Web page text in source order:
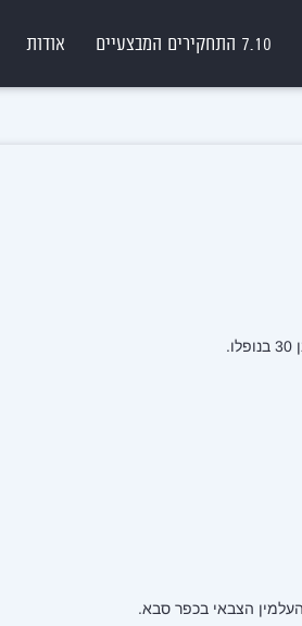
7.10 התחקירים המבצעיים אודות